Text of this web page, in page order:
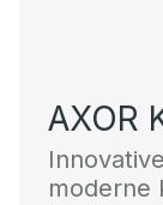
AXOR
moderne